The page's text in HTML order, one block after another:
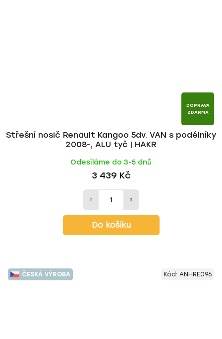
DOPRAVA
ZDARMA
Střešní nosič Renault Kangoo 5dv. VAN s podélníky
2008-, ALU tyč | HAKR
Odesíláme do 3-5 dnů
3 439 Kč
Do košíku
ČESKÁ VÝROBA Kód: ANHRE096